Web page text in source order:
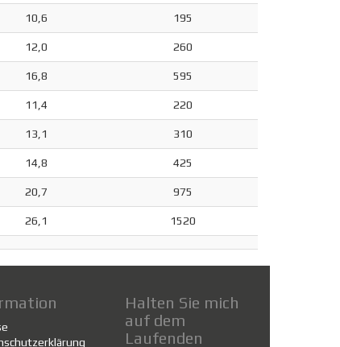
10,6 195
12,0 260
16,8 595
11,4 220
13,1 310
14,8 425
20,7 975
26,1 1520
Halten Sie mich
auf dem
Laufenden